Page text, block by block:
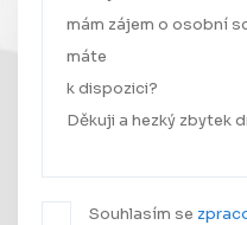
Souhlasím se